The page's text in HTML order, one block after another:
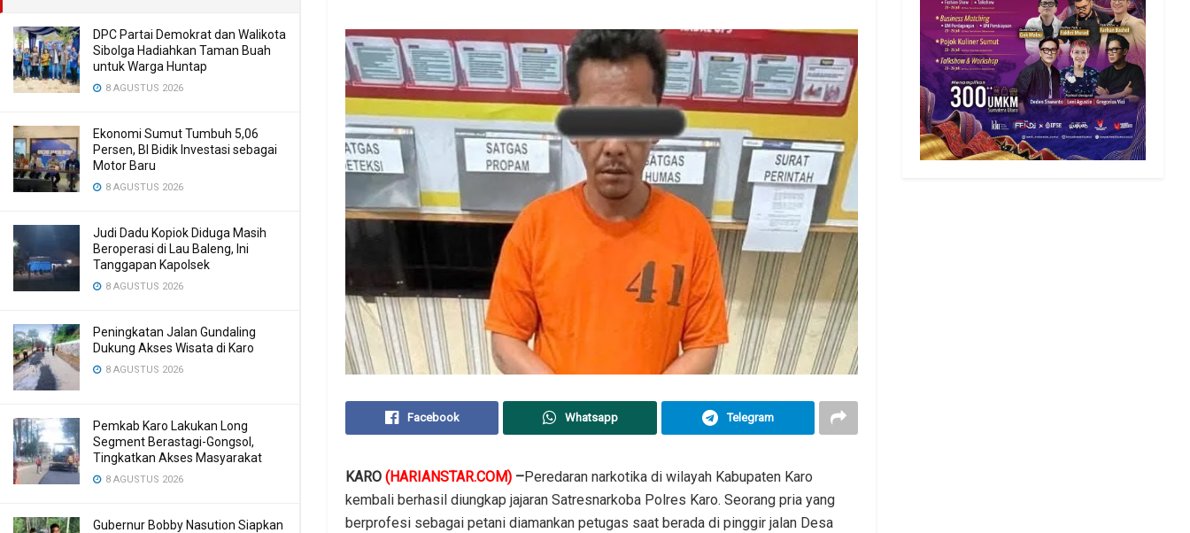
DPC Partai Demokrat dan Walikota
Sibolga Hadiahkan Taman Buah
untuk Warga Huntap
8 AGUSTUS 2026
Ekonomi Sumut Tumbuh 5,06
Persen, BI Bidik Investasi sebagai
Motor Baru
8 AGUSTUS 2026
Judi Dadu Kopiok Diduga Masih
Beroperasi di Lau Baleng, Ini
Tanggapan Kapolsek
8 AGUSTUS 2026
Peningkatan Jalan Gundaling
Dukung Akses Wisata di Karo
8 AGUSTUS 2026
Pemkab Karo Lakukan Long
Segment Berastagi-Gongsol,
Tingkatkan Akses Masyarakat
8 AGUSTUS 2026
Gubernur Bobby Nasution Siapkan
Facebook Whatsapp Telegram
KARO (HARIANSTAR.COM) –Peredaran narkotika di wilayah Kabupaten Karo
kembali berhasil diungkap jajaran Satresnarkoba Polres Karo. Seorang pria yang
berprofesi sebagai petani diamankan petugas saat berada di pinggir jalan Desa